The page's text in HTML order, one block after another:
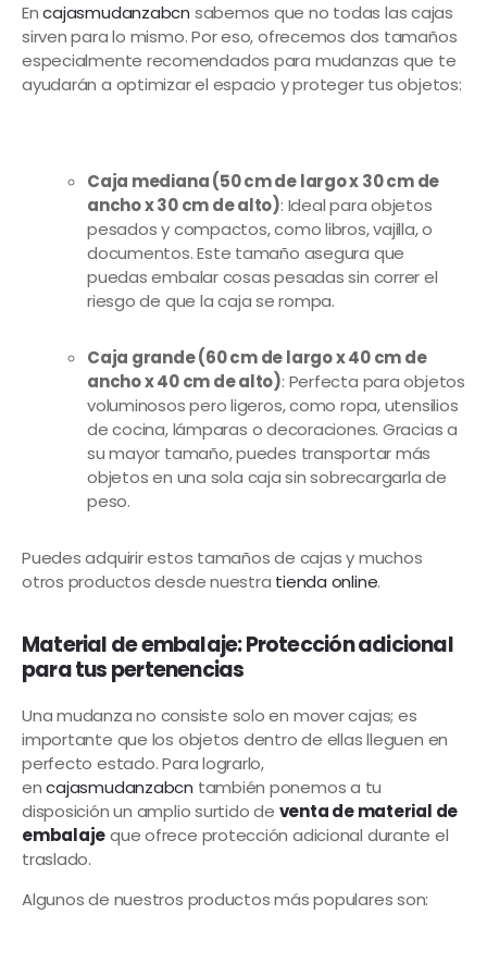
Encajasmudanzabcn sabemos que no todas las cajas
sirven para lo mismo. Por eso, ofrecemos dos tamaños
especialmente recomendados para mudanzas que te
ayudarán a optimizar el espacio y proteger tus objetos:
Caja mediana (50 cm de largo x 30 cm de
ancho x 30 cm de alto): Ideal para objetos
pesados y compactos, como libros, vajilla, o
documentos. Este tamaño asegura que
puedas embalar cosas pesadas sin correr el
riesgo de que la caja se rompa.
Caja grande (60 cm de largo x 40 cm de
ancho x 40 cm de alto): Perfecta para objetos
voluminosos pero ligeros, como ropa, utensilios
de cocina, lámparas o decoraciones. Gracias a
su mayor tamaño, puedes transportar más
objetos en una sola caja sin sobrecargarla de
peso.
Puedes adquirir estos tamaños de cajas y muchos
otros productos desde nuestra tienda online.
Material de embalaje: Protección adicional
para tus pertenencias
Una mudanza no consiste solo en mover cajas; es
importante que los objetos dentro de ellas lleguen en
perfecto estado. Para lograrlo,
encajasmudanzabcn también ponemos a tu
disposición un amplio surtido de venta de material de
embalajeque ofrece protección adicional durante el
traslado.
Algunos de nuestros productos más populares son: